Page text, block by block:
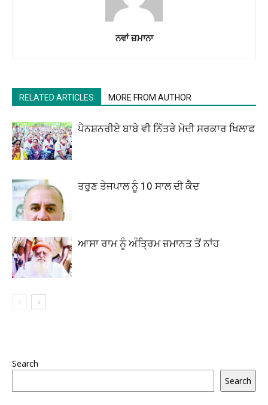
ਨਵਾਂ ਜ਼ਮਾਨਾ
RELATED ARTICLES MORE FROM AUTHOR
ਪੈਨਸ਼ਨਰੀਏ ਬਾਬੇ ਵੀ ਨਿੱਤਰੇ ਮੋਦੀ ਸਰਕਾਰ ਖਿਲਾਫ
ਤਰੁਣ ਤੇਜਪਾਲ ਨੂੰ 10 ਸਾਲ ਦੀ ਕੈਦ
ਆਸਾ ਰਾਮ ਨੂੰ ਅੰਤ੍ਰਿਮ ਜ਼ਮਾਨਤ ਤੋਂ ਨਾਂਹ
Search
Search